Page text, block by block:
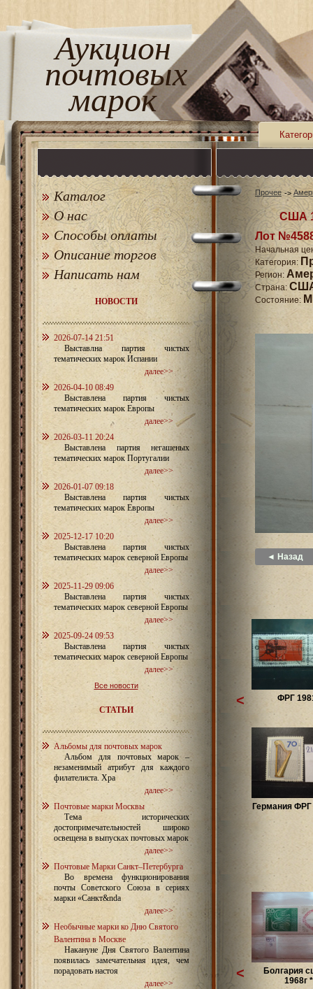
Аукцион
почтовых
марок
Каталог
О нас
Способы оплаты
Описание торгов
Написать нам
НОВОСТИ
2026-07-14 21:51
Выставлна партия чистых
тематических марок Испании
далее>>
2026-04-10 08:49
Выставлена партия чистых
тематических марок Европы
далее>>
2026-03-11 20:24
Выставлена партия негашеных
тематических марок Португалии
далее>>
2026-01-07 09:18
Выставлена партия чистых
тематических марок Европы
далее>>
2025-12-17 10:20
Выставлена партия чистых
тематических марок северной Европы
далее>>
2025-11-29 09:06
Выставлена партия чистых
тематических марок северной Европы
далее>>
2025-09-24 09:53
Выставлена партия чистых
тематических марок северной Европы
далее>>
Все новости
СТАТЬИ
Альбомы для почтовых марок
Альбом для почтовых марок –
незаменимый атрибут для каждого
филателиста. Хра
далее>>
Почтовые марки Москвы
Тема исторических
достопримечательностей широко
освещена в выпусках почтовых марок
далее>>
Почтовые Марки Санкт–Петербурга
Во времена функционирования
почты Советского Союза в сериях
марки «Санкт&nda
далее>>
Необычные марки ко Дню Святого
Валентина в Москве
Накануне Дня Святого Валентина
появилась замечательная идея, чем
порадовать настоя
далее>>
Прочее
США
Лот
Начальная
Категория:
Регион:
Страна:
Состояние:
◄ Назад
ФРГ
Германия ФРГ
<
Болгария
1968г *
<